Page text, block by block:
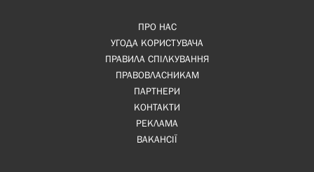
ПРО НАС
УГОДА КОРИСТУВАЧА
ПРАВИЛА СПІЛКУВАННЯ
ПРАВОВЛАСНИКАМ
ПАРТНЕРИ
КОНТАКТИ
РЕКЛАМА
ВАКАНСІЇ